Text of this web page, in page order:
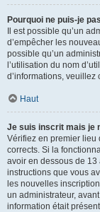
Pourquoi ne puis-je
Il est possible qu’un
d’empêcher les
possible qu’un
l’utilisation du nom
d’informations,
Haut
Je suis inscrit mais je
Vérifiez en premier lieu
corrects. Si la
avoir en dessous de 13
instructions que vous
les nouvelles
un administrateur,
information était